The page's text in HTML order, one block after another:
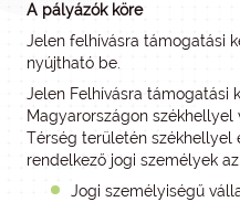
A pályázók köre
Jelen felhívásra támogatási
nyújtható be.
Jelen Felhívásra támogatási
Magyarországon székhellyel
Térség területén székhellyel
rendelkező jogi személyek
Jogi személyiségű